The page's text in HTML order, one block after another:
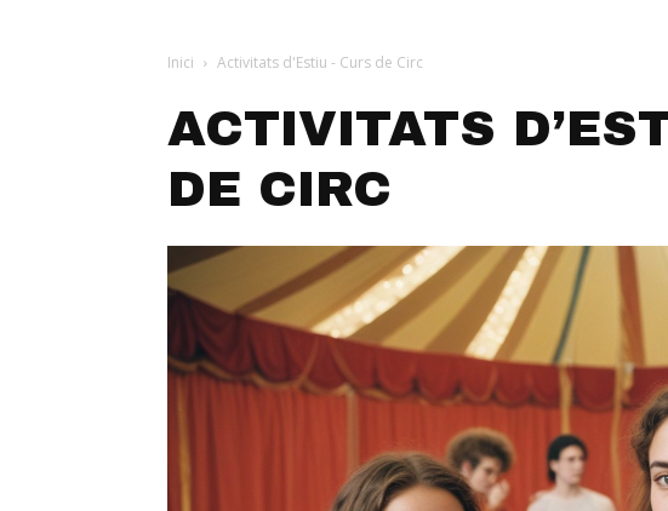
Inici Activitats d'Estiu - Curs de Circ
ACTIVITATS
DE CIRC